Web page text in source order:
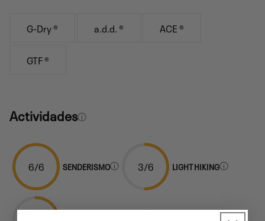
G-Dry ® a.d.d. ® ACE ®
GTF ®
Actividades
6/6 SENDERISMO 3/6 LIGHT HIKING